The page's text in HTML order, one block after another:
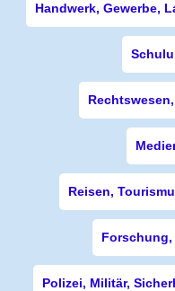
Handwerk, Gewerbe,
Reisen,
Polizei, Militär,